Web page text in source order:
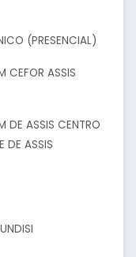
(PRESENCIAL)
CEFOR ASSIS
DE ASSIS CENTRO
DE ASSIS